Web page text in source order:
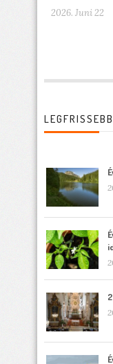
2026. Juni 22